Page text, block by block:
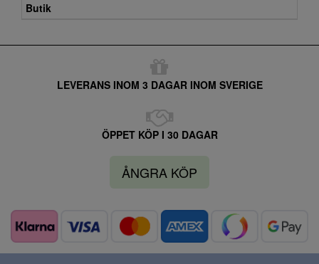
Butik
LEVERANS INOM 3 DAGAR INOM SVERIGE
ÖPPET KÖP I 30 DAGAR
ÅNGRA KÖP